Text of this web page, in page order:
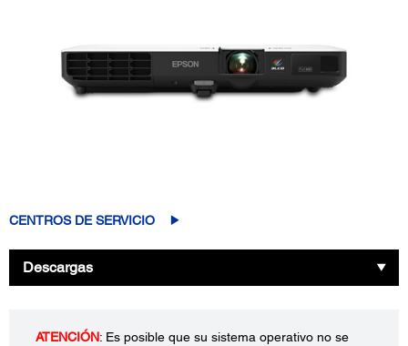
CENTROS DE SERVICIO
Descargas
ATENCIÓN: Es posible que su sistema operativo no se